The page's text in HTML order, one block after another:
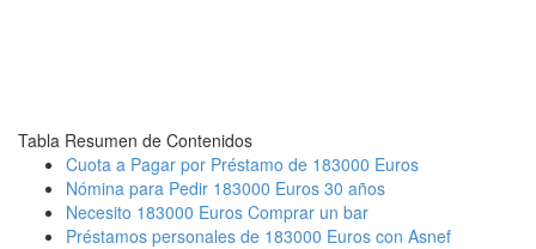
Tabla Resumen de Contenidos
Cuota a Pagar por Préstamo de 183000 Euros
Nómina para Pedir 183000 Euros 30 años
Necesito 183000 Euros Comprar un bar
Préstamos personales de 183000 Euros con Asnef